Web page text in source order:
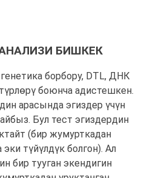
БИШКЕК
борбору, DTL, ДНК
боюнча адистешкен.
арасында эгиздер үчүн
Бул тест эгиздердин
(бир жумурткадан
түйүлдүк болгон). Ал
бир тууган экендигин